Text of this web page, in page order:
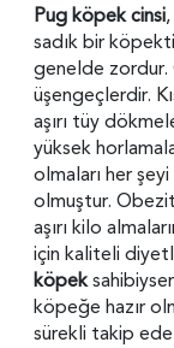
Pug köpek cinsi
sadık bir
genelde
üşengeçlerdir.
aşırı tüy
yüksek
olmaları her
olmuştur.
aşırı kilo
için kaliteli
köpek
köpeğe hazır
sürekli takip